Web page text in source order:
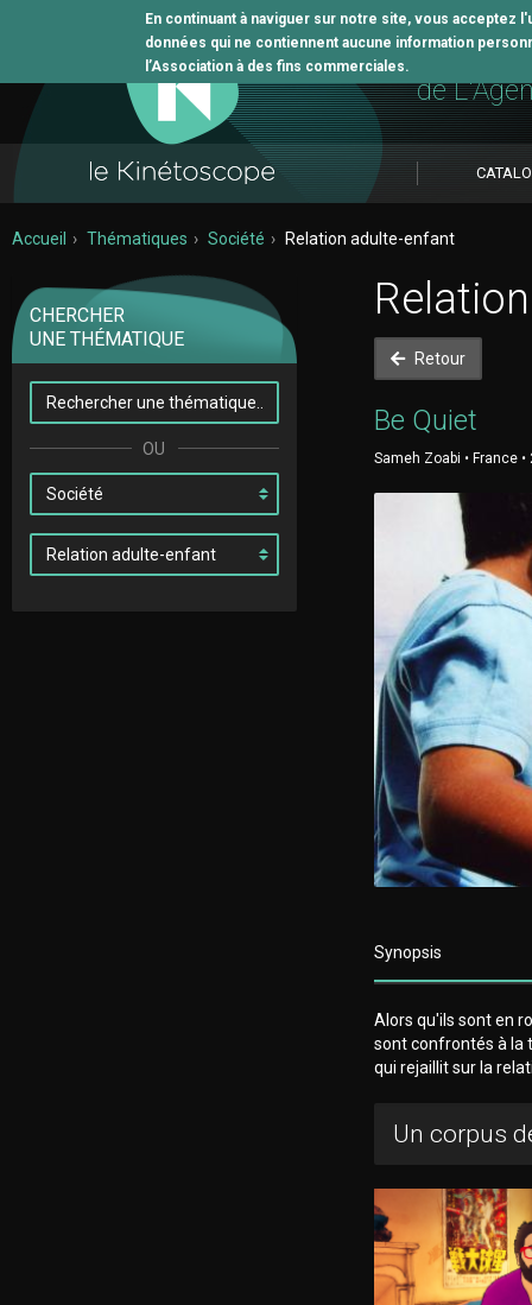
En continuant à naviguer sur notre site, vous
données qui ne contiennent aucune information
l’Association à des fins commerciales. L'outil
de
Accueil Thématiques Société Relation adulte-enfant
CHERCHER
UNE THÉMATIQUE
Retour
Be Quiet
Sameh Zoabi • France
Synopsis
Alors qu'ils sont en
sont confrontés à la
qui rejaillit sur la
Un corpus